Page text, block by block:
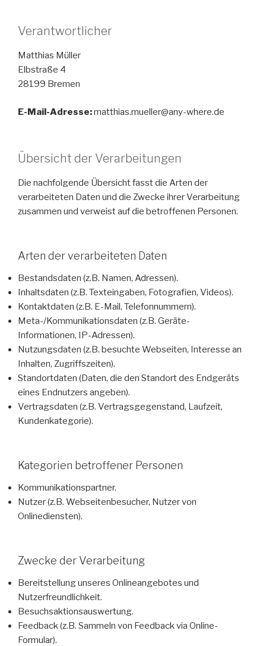
Verantwortlicher
Matthias Müller
Elbstraße 4
28199 Bremen
E-Mail-Adresse:matthias.mueller@any-where.de
Übersicht der Verarbeitungen
Die nachfolgende Übersicht fasst die Arten der
verarbeiteten Daten und die Zwecke ihrer Verarbeitung
zusammen und verweist auf die betroffenen Personen.
Arten der verarbeiteten Daten
Bestandsdaten (z.B. Namen, Adressen).
Inhaltsdaten (z.B. Texteingaben, Fotografien, Videos).
Kontaktdaten (z.B. E-Mail, Telefonnummern).
Meta-/Kommunikationsdaten (z.B. Geräte-
Informationen, IP-Adressen).
Nutzungsdaten (z.B. besuchte Webseiten, Interesse an
Inhalten, Zugriffszeiten).
Standortdaten (Daten, die den Standort des Endgeräts
eines Endnutzers angeben).
Vertragsdaten (z.B. Vertragsgegenstand, Laufzeit,
Kundenkategorie).
Kategorien betroffener Personen
Kommunikationspartner.
Nutzer (z.B. Webseitenbesucher, Nutzer von
Onlinediensten).
Zwecke der Verarbeitung
Bereitstellung unseres Onlineangebotes und
Nutzerfreundlichkeit.
Besuchsaktionsauswertung.
Feedback (z.B. Sammeln von Feedback via Online-
Formular).